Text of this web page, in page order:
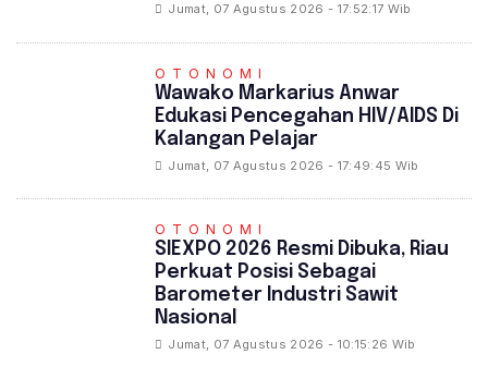
Jumat, 07 Agustus 2026 - 17:52:17 Wib
OTONOMI
‎Wawako Markarius Anwar
Edukasi Pencegahan HIV/AIDS Di
Kalangan Pelajar
Jumat, 07 Agustus 2026 - 17:49:45 Wib
OTONOMI
SIEXPO 2026 Resmi Dibuka, Riau
Perkuat Posisi Sebagai
Barometer Industri Sawit
Nasional
Jumat, 07 Agustus 2026 - 10:15:26 Wib